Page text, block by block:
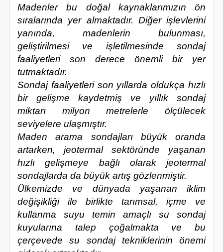
Madenler bu doğal kaynaklarımızın ön
sıralarında yer almaktadır. Diğer işlevlerini
yanında, madenlerin bulunması,
geliştirilmesi ve işletilmesinde sondaj
faaliyetleri son derece önemli bir yer
tutmaktadır.
Sondaj faaliyetleri son yıllarda oldukça hızlı
bir gelişme kaydetmiş ve yıllık sondaj
miktarı milyon metrelerle ölçülecek
seviyelere ulaşmıştır.
Maden arama sondajları büyük oranda
artarken, jeotermal sektöründe yaşanan
hızlı gelişmeye bağlı olarak jeotermal
sondajlarda da büyük artış gözlenmiştir.
Ülkemizde ve dünyada yaşanan iklim
değişikliği ile birlikte tarımsal, içme ve
kullanma suyu temin amaçlı su sondaj
kuyularına talep çoğalmakta ve bu
çerçevede su sondaj tekniklerinin önemi